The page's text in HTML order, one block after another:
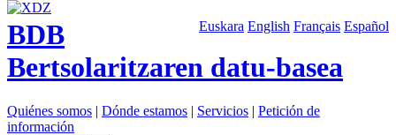
Euskara English Français Español
BDB
Bertsolaritzaren datu-basea
Quiénes somos | Dónde estamos | Servicios | Petición de
información